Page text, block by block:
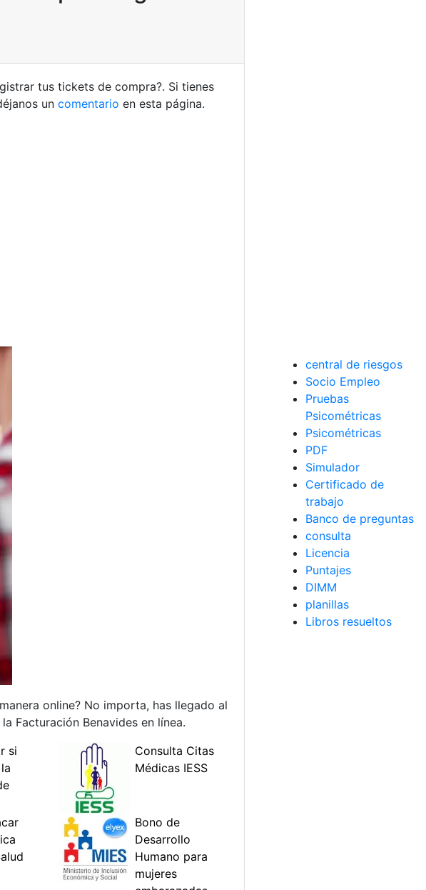
tus tickets de compra?. Si tienes
un comentario en esta página.
online? No importa, has llegado al
Facturación Benavides en línea.
central de riesgos
Socio Empleo
Pruebas
Psicométricas
Psicométricas
PDF
Simulador
Certificado de
trabajo
Banco de preguntas
consulta
Licencia
Puntajes
DIMM
planillas
Libros resueltos